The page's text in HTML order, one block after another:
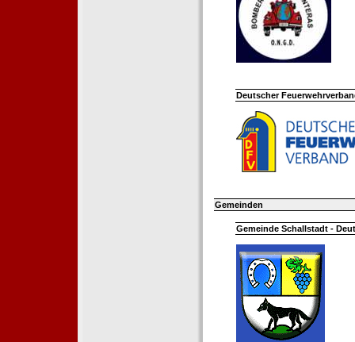
Deutscher
Gemeinden
Gemeinde Schallstadt -